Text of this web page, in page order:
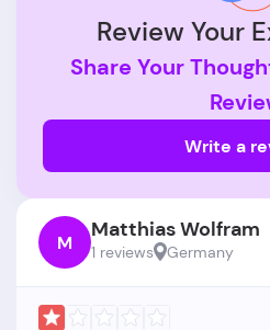
Review Your
Share Your
Write a
M Matthias Wolfram
1 reviews Germany